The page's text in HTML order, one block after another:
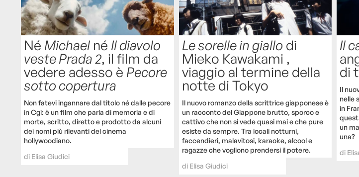
Né Michael né Il diavolo
veste Prada 2, il film da
vedere adesso è Pecore
sotto copertura
Non fatevi ingannare dal titolo né dalle pecore
in Cgi: è un film che parla di memoria e di
morte, scritto, diretto e prodotto da alcuni
dei nomi più rilevanti del cinema
hollywoodiano.
di Elisa Giudici
Le sorelle in giallo di
Mieko Kawakami ,
viaggio al termine della
notte di Tokyo
Il nuovo romanzo della scrittrice giapponese è
un racconto del Giappone brutto, sporco e
cattivo che non si vede quasi mai e che pure
esiste da sempre. Tra locali notturni,
faccendieri, malavitosi, karaoke, alcool e
ragazze che vogliono prendersi il potere.
di Elisa Giudici
Il
di
Il
nelle
in
un
una?
di